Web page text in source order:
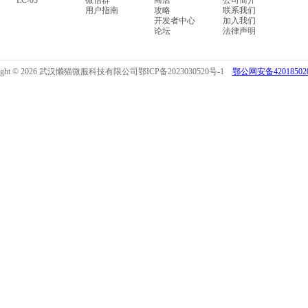
用户指南
攻略
开发者中心
论坛
联系我们
加入我们
法律声明
© 2026 武汉懒猫微服科技有限公司鄂ICP备2023030520号-1 鄂公网安备